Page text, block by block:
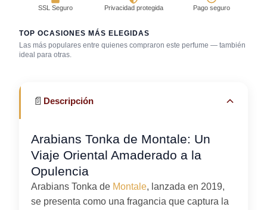
SSL Seguro Privacidad protegida Pago seguro
TOP OCASIONES MÁS ELEGIDAS
Las más populares entre quienes compraron este perfume — también
ideal para otras.
Cena romántica
📄 Descripción
Arabians Tonka de Montale: Un
Viaje Oriental Amaderado a la
Opulencia
Arabians Tonka de Montale, lanzada en 2019,
se presenta como una fragancia que captura la